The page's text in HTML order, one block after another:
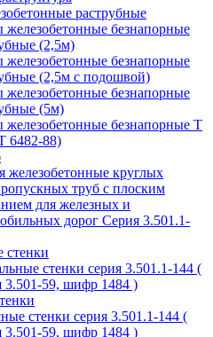
раструбные
железобетонные безнапорные
(2,5м)
железобетонные безнапорные
(2,5м с подошвой)
железобетонные безнапорные
(5м)
железобетонные безнапорные Т
6482-88)
железобетонные круглых
труб с плоским
для железных и
дорог Серия 3.501.1-
стенки
стенки серия 3.501.1-144 (
3.501-59, шифр 1484 )
стенки серия 3.501.1-144 (
3.501-59, шифр 1484 )